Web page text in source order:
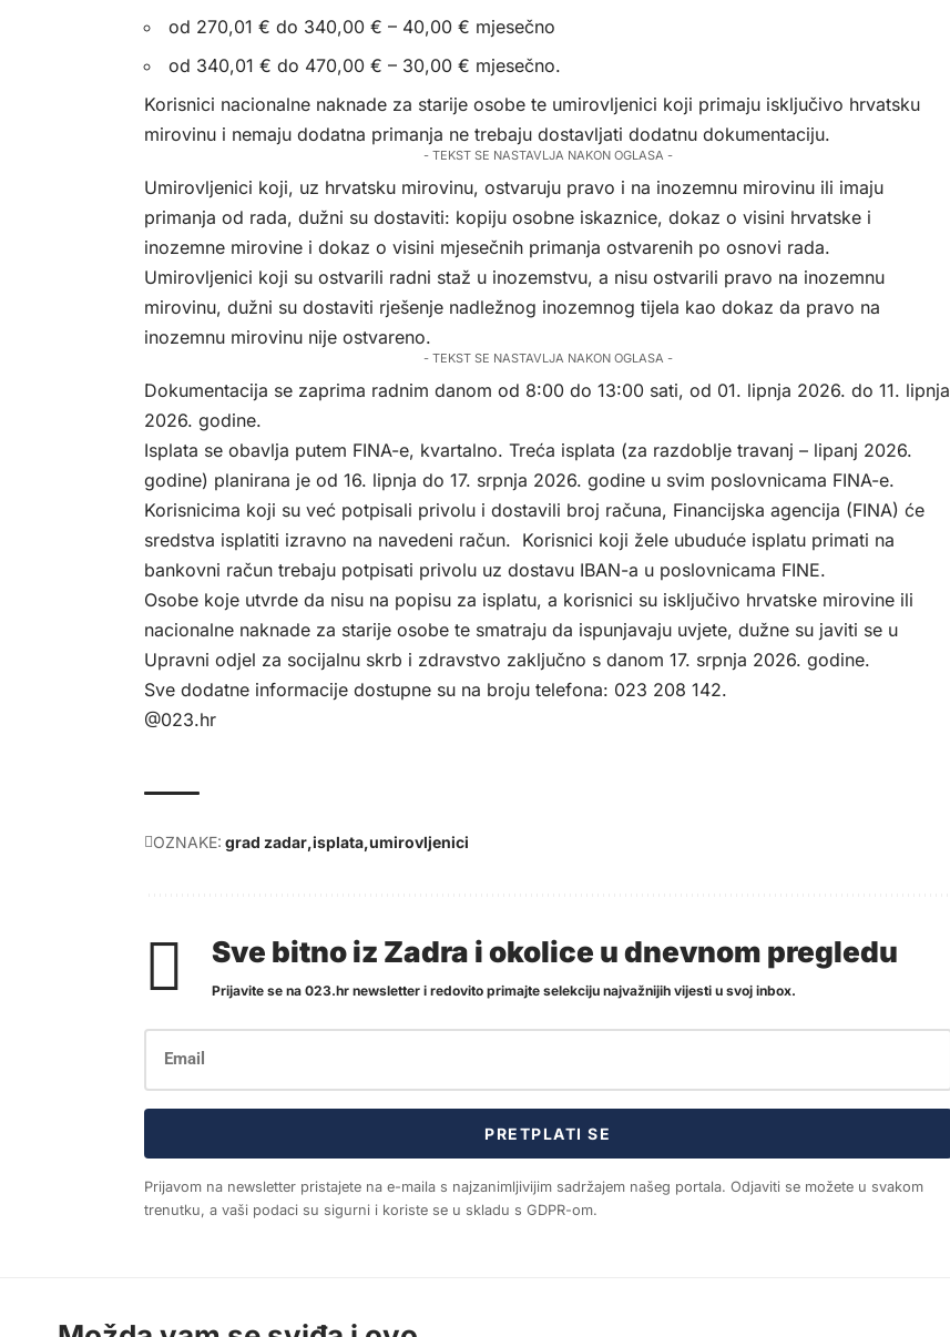
od 270,01 € do 340,00 € – 40,00 € mjesečno
od 340,01 € do 470,00 € – 30,00 € mjesečno.
Korisnici nacionalne naknade za starije osobe te umirovljenici koji primaju isključivo hrvatsku
mirovinu i nemaju dodatna primanja ne trebaju dostavljati dodatnu dokumentaciju.
- TEKST SE NASTAVLJA NAKON OGLASA -
Umirovljenici koji, uz hrvatsku mirovinu, ostvaruju pravo i na inozemnu mirovinu ili imaju
primanja od rada, dužni su dostaviti: kopiju osobne iskaznice, dokaz o visini hrvatske i
inozemne mirovine i dokaz o visini mjesečnih primanja ostvarenih po osnovi rada.
Umirovljenici koji su ostvarili radni staž u inozemstvu, a nisu ostvarili pravo na inozemnu
mirovinu, dužni su dostaviti rješenje nadležnog inozemnog tijela kao dokaz da pravo na
inozemnu mirovinu nije ostvareno.
- TEKST SE NASTAVLJA NAKON OGLASA -
Dokumentacija se zaprima radnim danom od 8:00 do 13:00 sati, od 01. lipnja 2026. do 11. lipnja
2026. godine.
Isplata se obavlja putem FINA-e, kvartalno. Treća isplata (za razdoblje travanj – lipanj 2026.
godine) planirana je od 16. lipnja do 17. srpnja 2026. godine u svim poslovnicama FINA-e.
Korisnicima koji su već potpisali privolu i dostavili broj računa, Financijska agencija (FINA) će
sredstva isplatiti izravno na navedeni račun. Korisnici koji žele ubuduće isplatu primati na
bankovni račun trebaju potpisati privolu uz dostavu IBAN-a u poslovnicama FINE.
Osobe koje utvrde da nisu na popisu za isplatu, a korisnici su isključivo hrvatske mirovine ili
nacionalne naknade za starije osobe te smatraju da ispunjavaju uvjete, dužne su javiti se u
Upravni odjel za socijalnu skrb i zdravstvo zaključno s danom 17. srpnja 2026. godine.
Sve dodatne informacije dostupne su na broju telefona: 023 208 142.
@023.hr
OZNAKE: grad zadar isplata umirovljenici
Sve bitno iz Zadra i okolice u dnevnom pregledu
Prijavite se na 023.hr newsletter i redovito primajte selekciju najvažnijih vijesti u svoj inbox.
PRETPLATI SE
Prijavom na newsletter pristajete na e-maila s najzanimljivijim sadržajem našeg portala. Odjaviti se možete u svakom
trenutku, a vaši podaci su sigurni i koriste se u skladu s GDPR-om.